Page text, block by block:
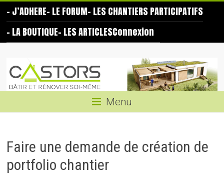
content
– J’ADHERE– LE FORUM– LES CHANTIERS PARTICIPATIFS
– LA BOUTIQUE– LES ARTICLESConnexion
Castors
même
Menu
Faire une demande de création de
portfolio chantier